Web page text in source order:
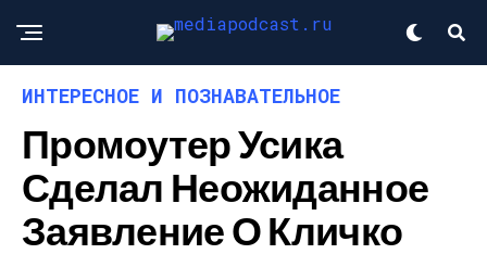
ИНТЕРЕСНОЕ И ПОЗНАВАТЕЛЬНОЕ
Промоутер Усика
Сделал Неожиданное
Заявление О Кличко